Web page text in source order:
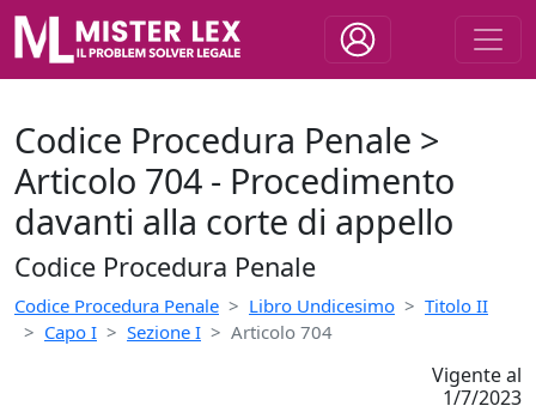
Codice Procedura Penale >
Articolo 704 - Procedimento
davanti alla corte di appello
Codice Procedura Penale
Codice Procedura Penale Libro Undicesimo
Titolo II
Capo I
Sezione I Articolo 704
Vigente al
1/7/2023